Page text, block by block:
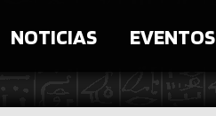
NOTICIAS EVENTOS